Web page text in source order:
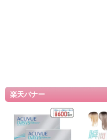
楽天バナー